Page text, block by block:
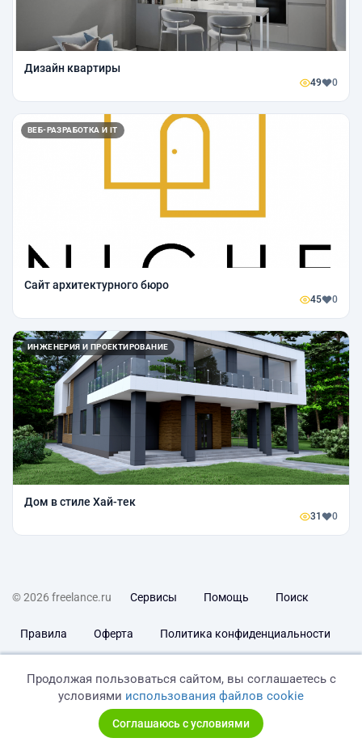
Дизайн квартиры
49 0
ВЕБ-РАЗРАБОТКА И IT
Сайт архитектурного бюро
45 0
ИНЖЕНЕРИЯ И ПРОЕКТИРОВАНИЕ
Дом в стиле Хай-тек
31 0
© 2026 freelance.ru Сервисы Помощь Поиск
Правила Оферта Политика конфиденциальности
Продолжая пользоваться сайтом, вы соглашаетесь с
условиями использования файлов cookie
Соглашаюсь с условиями